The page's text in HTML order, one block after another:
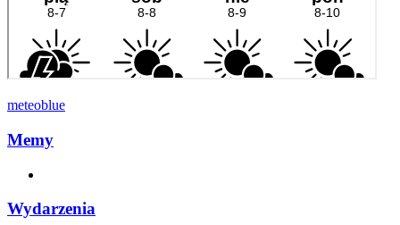
meteoblue
Memy
Wydarzenia